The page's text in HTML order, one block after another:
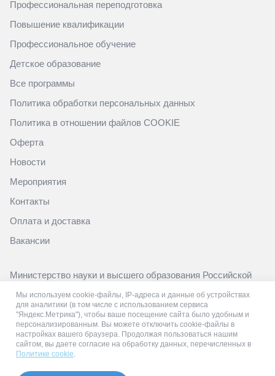
Мы используем cookie-файлы, IP-адреса и данные об устройствах
для аналитики (в том числе с использованием сервиса
"Яндекс.Метрика"), чтобы ваше посещение сайта было удобным и
персонализированным. Вы можете отключить cookie-файлы в
настройках вашего браузера. Продолжая пользоваться нашим
сайтом, вы даете согласие на обработку данных, перечисленных в
Политике cookie.
Профессиональная переподготовка
Повышение квалификации
Профессиональное обучение
Детское образование
Все программы
Политика обработки персональных данных
Политика в отношении файлов COOKIE
Оферта
Новости
Мероприятия
Контакты
Оплата и доставка
Вакансии
Министерство науки и высшего образования Российской
https://minobrnauki.gov.ru/
Министерство просвещения Российской Федерации
https://edu.gov.ru/